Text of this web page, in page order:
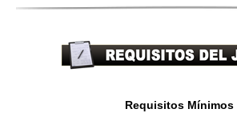
Requisitos Mínimos